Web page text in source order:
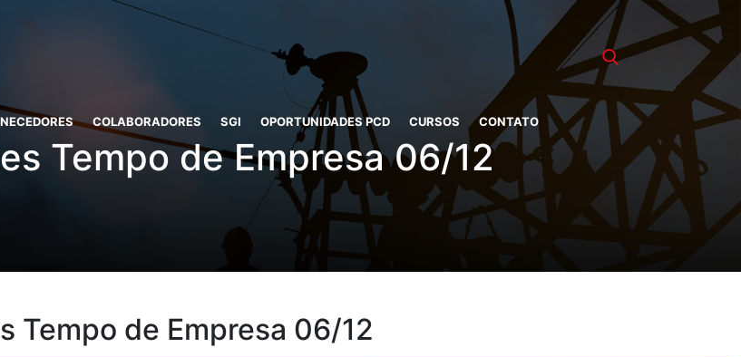
COLABORADORES SGI OPORTUNIDADES PCD CURSOS CONTATO
Tempo de Empresa 06/12
Tempo de Empresa 06/12